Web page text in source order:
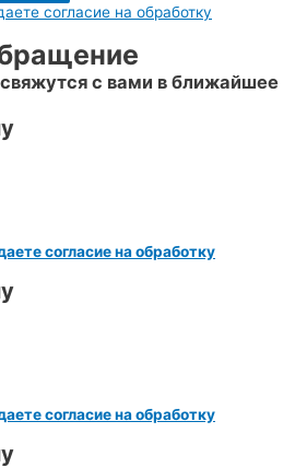
согласие на обработку
с вами в ближайшее
согласие на обработку
согласие на обработку